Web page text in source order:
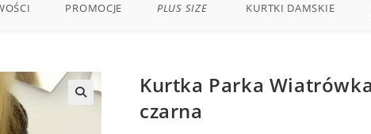
PROMOCJE PLUS SIZE KURTKI DAMSKIE
Kurtka Parka
czarna